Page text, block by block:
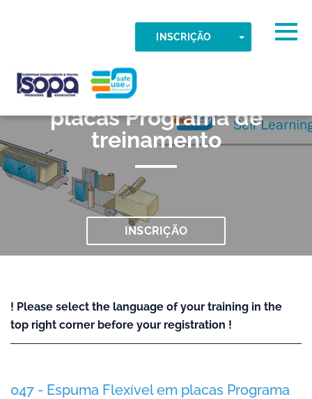
INSCRIÇÃO TOGGLE
ISOPA-AISBL
047 Espuma Flexível em
placas Programa de
treinamento
INSCRIÇÃO
! Please select the language of your training in the
top right corner before your registration !
047 - Espuma Flexível em placas Programa